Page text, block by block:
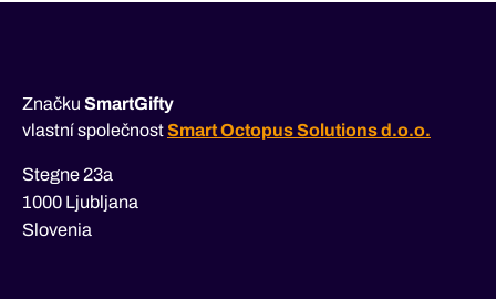
Značku SmartGifty
vlastní společnostSmart Octopus Solutions d.o.o.
Stegne 23a
1000 Ljubljana
Slovenia